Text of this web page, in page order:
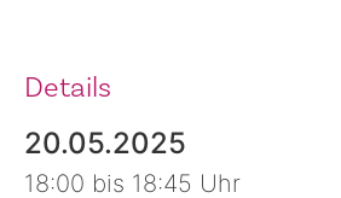
Details
20.05.2025
18:00 bis 18:45 Uhr